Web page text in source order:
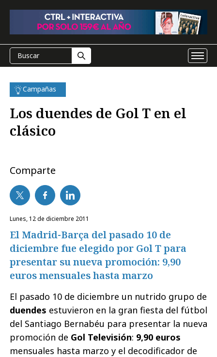
Campañas
Los duendes de Gol T en el
clásico
Comparte
lunes, 12 de diciembre 2011
El Madrid-Barça del pasado 10 de
diciembre fue elegido por Gol T para
presentar su nueva promoción: 9,90
euros mensuales hasta marzo
El pasado 10 de diciembre un nutrido grupo de
duendes estuvieron en la gran fiesta del fútbol
del Santiago Bernabéu para presentar la nueva
promoción de Gol Televisión: 9,90 euros
mensuales hasta marzo y el decodificador de